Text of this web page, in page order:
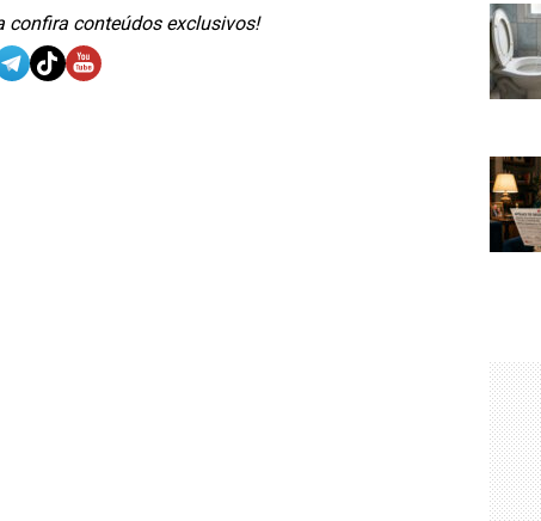
confira conteúdos exclusivos!